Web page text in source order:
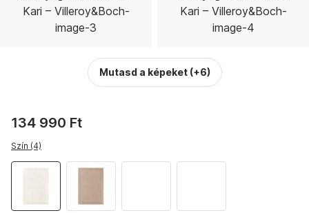
Mutasd a képeket(+6)
134 990 Ft
Szín (4)